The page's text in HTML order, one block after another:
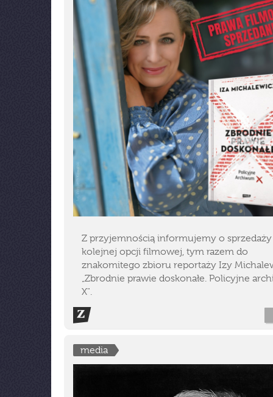
Z przyjemnością informujemy o sprzedaży
kolejnej opcji filmowej, tym razem do
znakomitego zbioru reportaży Izy
„Zbrodnie prawie doskonałe. Policyjne
X".
media